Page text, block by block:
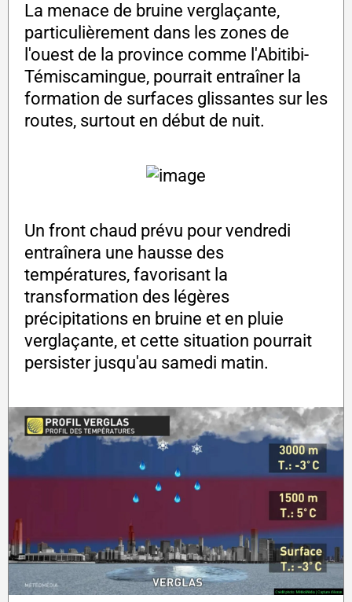
La menace de bruine verglaçante,
particulièrement dans les zones de
l'ouest de la province comme l'Abitibi-
Témiscamingue, pourrait entraîner la
formation de surfaces glissantes sur les
routes, surtout en début de nuit.
Un front chaud prévu pour vendredi
entraînera une hausse des
températures, favorisant la
transformation des légères
précipitations en bruine et en pluie
verglaçante, et cette situation pourrait
persister jusqu'au samedi matin.